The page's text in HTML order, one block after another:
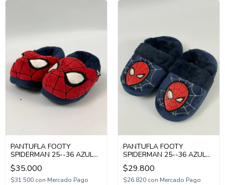
PANTUFLA FOOTY
SPIDERMAN 25--36 AZUL
ROJO (1PSP6119)
$35.000
$31.500 con Mercado Pago
PANTUFLA FOOTY
SPIDERMAN 25--36 AZUL
(1PSP6117)
$29.800
$26.820 con Mercado Pago